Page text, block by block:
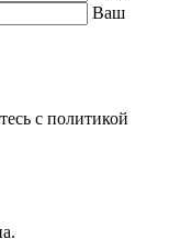
Ваш
с политикой